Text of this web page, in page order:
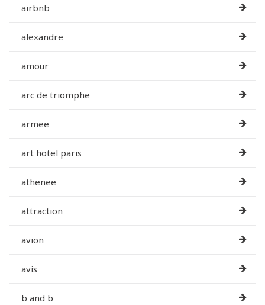
airbnb
alexandre
amour
arc de triomphe
armee
art hotel paris
athenee
attraction
avion
avis
b and b